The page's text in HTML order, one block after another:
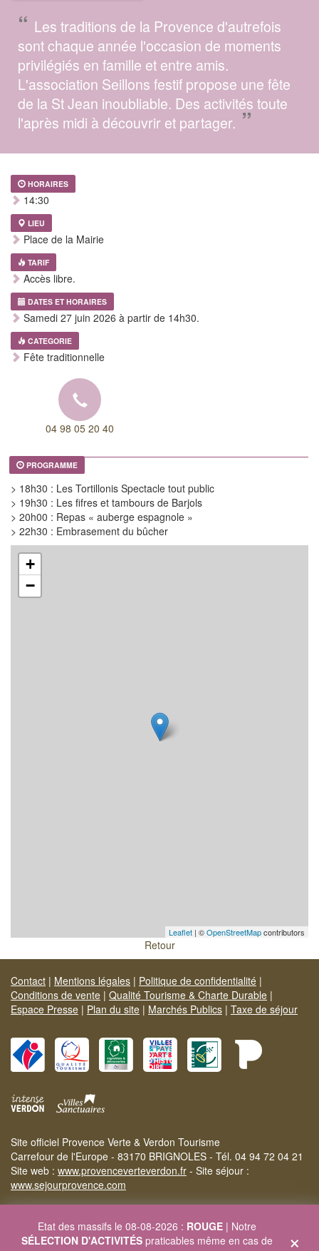
“ Les traditions de la Provence d'autrefois
sont chaque année l'occasion de moments
privilégiés en famille et entre amis.
L'association Seillons festif propose une fête
de la St Jean inoubliable. Des activités toute
l'après midi à découvrir et partager. ”
HORAIRES
14:30
LIEU
Place de la Mairie
TARIF
Accès libre.
DATES ET HORAIRES
Samedi 27 juin 2026 à partir de 14h30.
CATEGORIE
Fête traditionnelle
04 98 05 20 40
PROGRAMME
> 18h30 : Les Tortillonis Spectacle tout public
> 19h30 : Les fifres et tambours de Barjols
> 20h00 : Repas « auberge espagnole »
> 22h30 : Embrasement du bûcher
+
−
Leaflet | ©OpenStreetMapcontributors
Retour
Contact | Mentions légales | Politique de confidentialité |
Conditions de vente | Qualité Tourisme & Charte Durable |
Espace Presse | Plan du site | Marchés Publics | Taxe de séjour
Site officiel Provence Verte & Verdon Tourisme
Carrefour de l'Europe - 83170 BRIGNOLES - Tél. 04 94 72 04 21
Site web : www.provenceverteverdon.fr - Site séjour :
www.sejourprovence.com
×
Etat des massifs le 08-08-2026 : ROUGE | Notre
SÉLECTION D'ACTIVITÉS praticables même en cas de